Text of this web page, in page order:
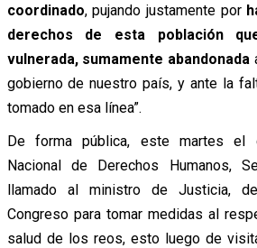
coordinado, pujando justamente por
derechos de esta población
vulnerada, sumamente abandonada
gobierno de nuestro país, y ante la
tomado en esa línea”.
De forma pública, este martes el
Nacional de Derechos Humanos,
llamado al ministro de Justicia,
Congreso para tomar medidas al
salud de los reos, esto luego de